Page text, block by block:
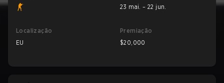
23 mai. – 22 jun.
Localização
EU
Premiação
$20,000